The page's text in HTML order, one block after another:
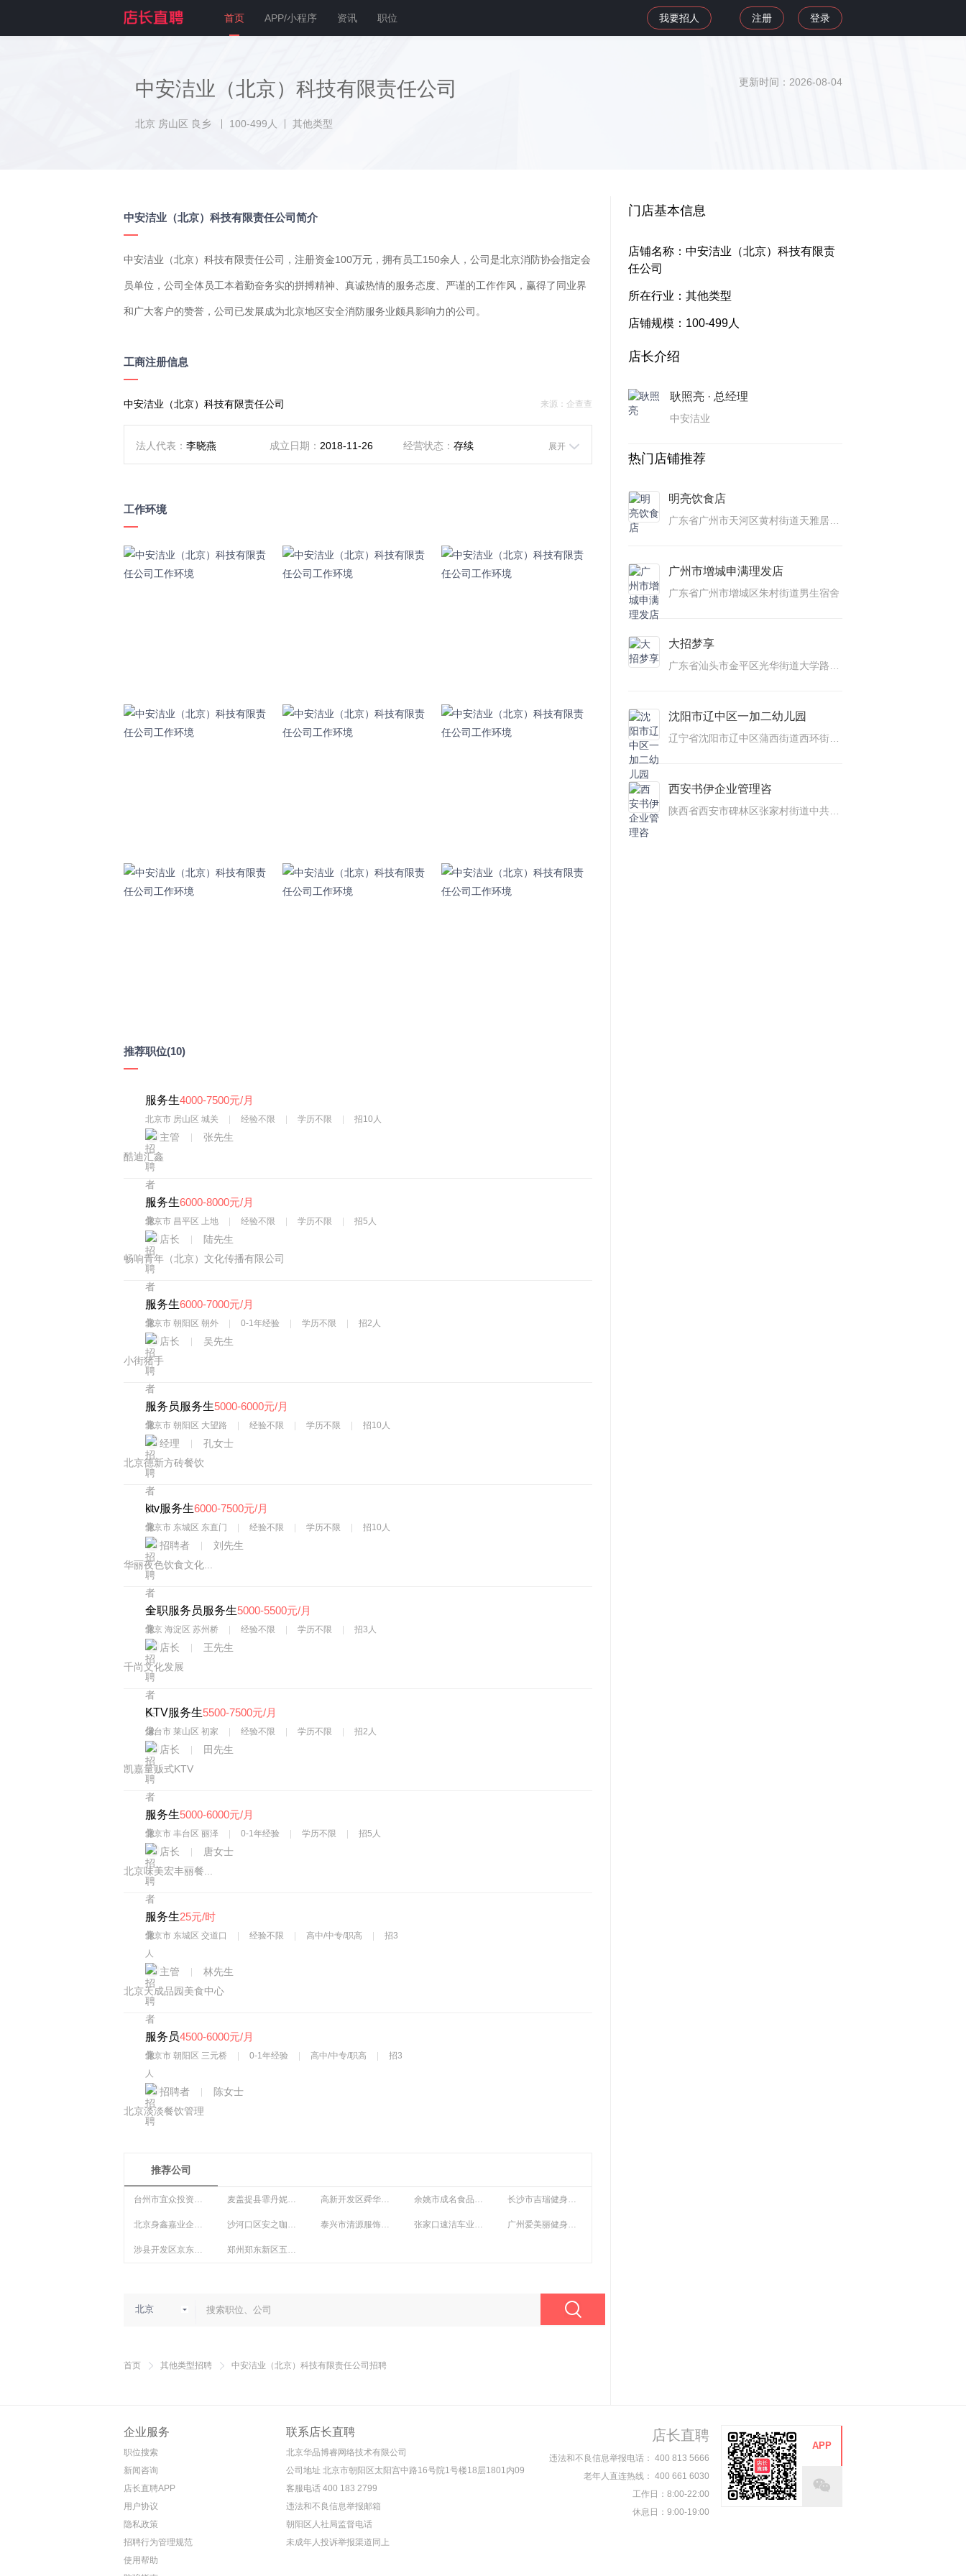
首页 APP/小程序 资讯 职位 我要招人 注册 登录
中安洁业（北京）科技有限责任公司
北京 房山区 良乡 100-499人 其他类型
更新时间：2026-08-04
中安洁业（北京）科技有限责任公司简介
中安洁业（北京）科技有限责任公司，注册资金100万元，拥有员工150余人，公司是北京消防协会指定会
员单位，公司全体员工本着勤奋务实的拼搏精神、真诚热情的服务态度、严谨的工作作风，赢得了同业界
和广大客户的赞誉，公司已发展成为北京地区安全消防服务业颇具影响力的公司。
工商注册信息
中安洁业（北京）科技有限责任公司 来源：企查查
法人代表： 李晓燕 成立日期： 2018-11-26 经营状态： 存续
所属行业：
统一社会信用代码： 91110111MA01FRXC14
展开
工作环境
推荐职位(10)
服务生4000-7500元/月
北京市 房山区 城关 经验不限 学历不限 招10人
主管
张先生
酷迪汇鑫
服务生6000-8000元/月
北京市 昌平区 上地 经验不限 学历不限 招5人
店长
陆先生
畅响青年（北京）文化传播有限公司
服务生6000-7000元/月
北京市 朝阳区 朝外 0-1年经验 学历不限 招2人
店长
吴先生
小街猪手
服务员服务生5000-6000元/月
北京市 朝阳区 大望路 经验不限 学历不限 招10人
经理
孔女士
北京德新方砖餐饮
ktv服务生6000-7500元/月
北京市 东城区 东直门 经验不限 学历不限 招10人
招聘者
刘先生
华丽夜色饮食文化...
全职服务员服务生5000-5500元/月
北京 海淀区 苏州桥 经验不限 学历不限 招3人
店长
王先生
千尚文化发展
KTV服务生5500-7500元/月
烟台市 莱山区 初家 经验不限 学历不限 招2人
店长
田先生
凯嘉量贩式KTV
服务生5000-6000元/月
北京市 丰台区 丽泽 0-1年经验 学历不限 招5人
店长
唐女士
北京味美宏丰丽餐...
服务生25元/时
北京市 东城区 交道口 经验不限 高中/中专/职高
招3
人
主管
林先生
北京天成品园美食中心
服务员4500-6000元/月
北京市 朝阳区 三元桥 0-1年经验 高中/中专/职高
招3
人
招聘者
陈女士
北京淡淡餐饮管理
推荐公司
台州市宜众投资咨询有限公司 麦盖提县霏丹妮斯美容生活馆 高新开发区舜华中住普润盈德房地产中介服务部 余姚市成名食品科技有限公司 长沙市吉瑞健身服务有限公司星沙分公司
北京身鑫嘉业企业管理咨询有限公司 沙河口区安之咖啡馆 泰兴市清源服饰经营部 张家口速洁车业有限公司 广州爱美丽健身有限公司
涉县开发区京东服务中心 郑州郑东新区五味缘串串火锅店
北京
首页 其他类型招聘 中安洁业（北京）科技有限责任公司招聘
门店基本信息
店铺名称：中安洁业（北京）科技有限责
任公司
所在行业：其他类型
店铺规模：100-499人
店长介绍
耿照亮 · 总经理
中安洁业
热门店铺推荐
明亮饮食店
广州市增城申满理发店
广东省广州市增城区朱村街道男生宿舍
大招梦享
沈阳市辽中区一加二幼儿园
西安书伊企业管理咨
店长直聘
违法和不良信息举报电话： 400 813 5666
老年人直连热线： 400 661 6030
工作日：8:00-22:00
休息日：9:00-19:00
APP
企业服务
职位搜索
新闻咨询
店长直聘APP
用户协议
隐私政策
招聘行为管理规范
使用帮助
联系店长直聘
北京华品博睿网络技术有限公司
公司地址 北京市朝阳区太阳宫中路16号院1号楼18层1801内09
客服电话 400 183 2799
违法和不良信息举报邮箱
朝阳区人社局监督电话
未成年人投诉举报渠道同上